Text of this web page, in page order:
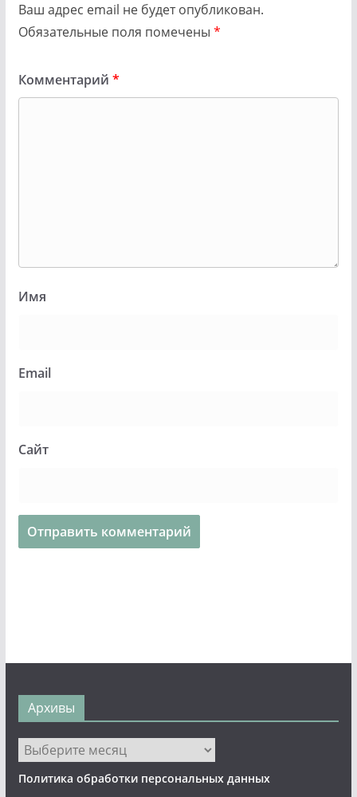
Ваш адрес email не будет опубликован.
Обязательные поля помечены *
Комментарий *
Имя
Email
Сайт
Архивы
Архивы
Политика обработки персональных данных